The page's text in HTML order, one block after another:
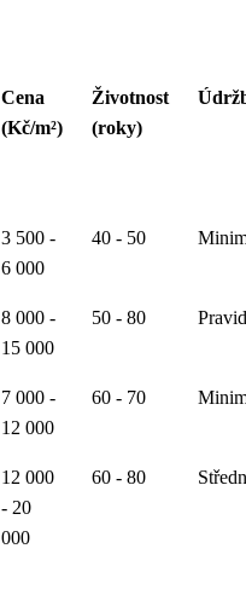
Cena
(Kč/m²)
Životnost
(roky)
3 500 -
6 000
40 - 50
8 000 -
15 000
50 - 80
7 000 -
12 000
60 - 70
12 000
- 20
000
60 - 80